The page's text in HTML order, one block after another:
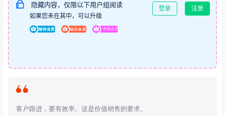
隐藏内容，仅限以下用户组阅读
如果您未在其中，可以升级
登录 注册
客户跟进，要有效率。这是价值销售的要求。